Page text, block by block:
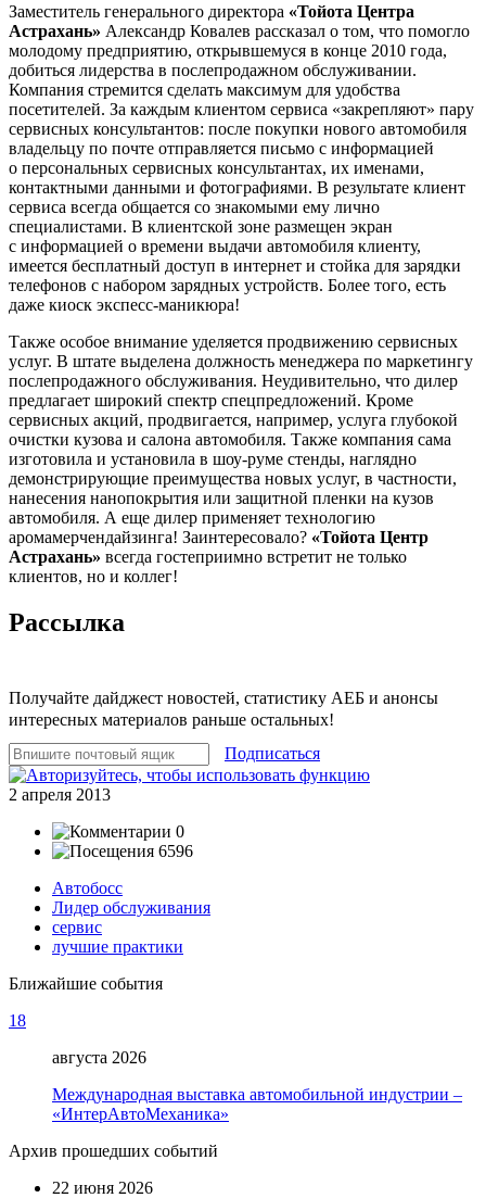
Заместитель генерального директора «Тойота Центра
Астрахань» Александр Ковалев рассказал о том, что помогло
молодому предприятию, открывшемуся в конце 2010 года,
добиться лидерства в послепродажном обслуживании.
Компания стремится сделать максимум для удобства
посетителей. За каждым клиентом сервиса «закрепляют» пару
сервисных консультантов: после покупки нового автомобиля
владельцу по почте отправляется письмо с информацией
о персональных сервисных консультантах, их именами,
контактными данными и фотографиями. В результате клиент
сервиса всегда общается со знакомыми ему лично
специалистами. В клиентской зоне размещен экран
с информацией о времени выдачи автомобиля клиенту,
имеется бесплатный доступ в интернет и стойка для зарядки
телефонов с набором зарядных устройств. Более того, есть
даже киоск экспесс-маникюра!
Также особое внимание уделяется продвижению сервисных
услуг. В штате выделена должность менеджера по маркетингу
послепродажного обслуживания. Неудивительно, что дилер
предлагает широкий спектр спецпредложений. Кроме
сервисных акций, продвигается, например, услуга глубокой
очистки кузова и салона автомобиля. Также компания сама
изготовила и установила в шоу-руме стенды, наглядно
демонстрирующие преимущества новых услуг, в частности,
нанесения нанопокрытия или защитной пленки на кузов
автомобиля. А еще дилер применяет технологию
аромамерчендайзинга! Заинтересовало? «Тойота Центр
Астрахань» всегда гостеприимно встретит не только
клиентов, но и коллег!
Рассылка
Получайте дайджест новостей, статистику АЕБ и анонсы
интересных материалов раньше остальных!
Подписаться
2 апреля 2013
0
6596
Автобосс
Лидер обслуживания
сервис
лучшие практики
Ближайшие события
18
августа 2026
Международная выставка автомобильной индустрии –
«ИнтерАвтоМеханика»
Архив прошедших событий
22 июня 2026